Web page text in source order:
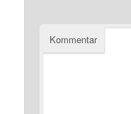
Kommentar